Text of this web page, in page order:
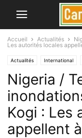
Accueil Actualités
Les autorités locales
Actualités International
Nigeria /
Kogi : Les
appellent à